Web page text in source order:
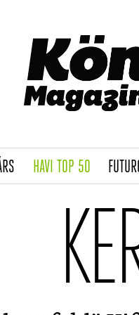
(CURRENT)
HAVI TOP 50